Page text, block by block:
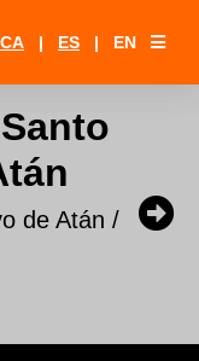
CA | ES | EN
de Atán /